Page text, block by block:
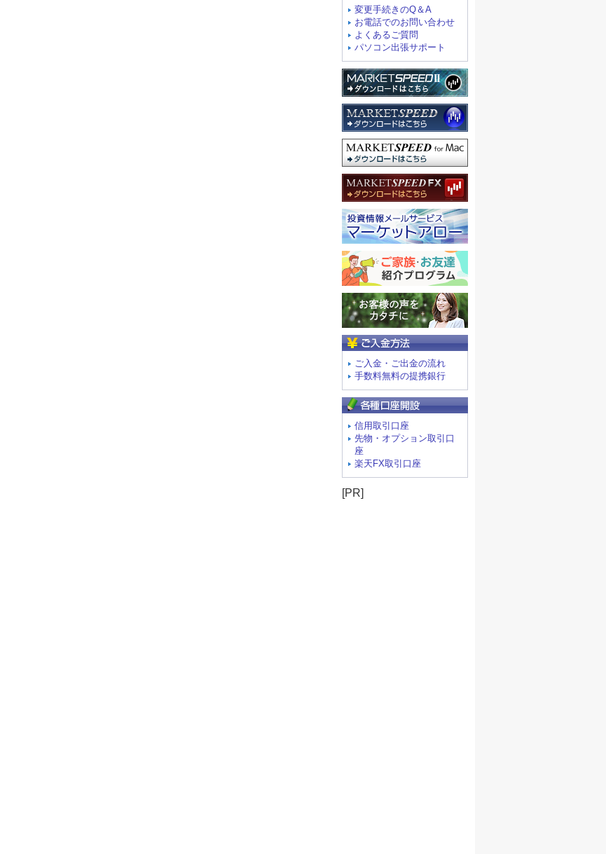
変更手続きのQ＆A
お電話でのお問い合わせ
よくあるご質問
パソコン出張サポート
ご入金・ご出金の流れ
手数料無料の提携銀行
信用取引口座
先物・オプション取引口
座
楽天FX取引口座
[PR]